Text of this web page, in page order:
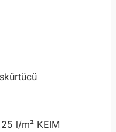
l/m² KEIM